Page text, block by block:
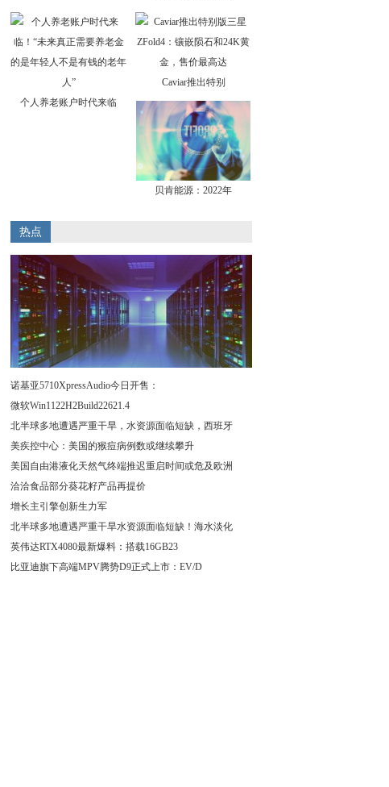
个人养老账户时代来临
Caviar推出特别
贝肯能源：2022年
热点
诺基亚5710XpressAudio今日开售：
微软Win1122H2Build22621.4
北半球多地遭遇严重干旱，水资源面临短缺，西班牙
美疾控中心：美国的猴痘病例数或继续攀升
美国自由港液化天然气终端推迟重启时间或危及欧洲
洽洽食品部分葵花籽产品再提价
增长主引擎创新生力军
北半球多地遭遇严重干旱水资源面临短缺！海水淡化
英伟达RTX4080最新爆料：搭载16GB23
比亚迪旗下高端MPV腾势D9正式上市：EV/D